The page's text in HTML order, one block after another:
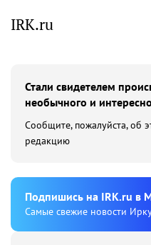
IRK.ru
Стали свидетелем
необычного и
Сообщите, пожалуйста, об
редакцию
Подпишиcь на IRK.ru в
Cамые свежие новости